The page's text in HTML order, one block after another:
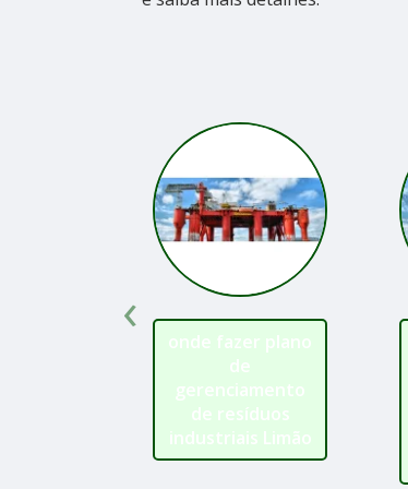
onde fazer plano
de
gerenciamento
de resíduos
industriais Limão
‹